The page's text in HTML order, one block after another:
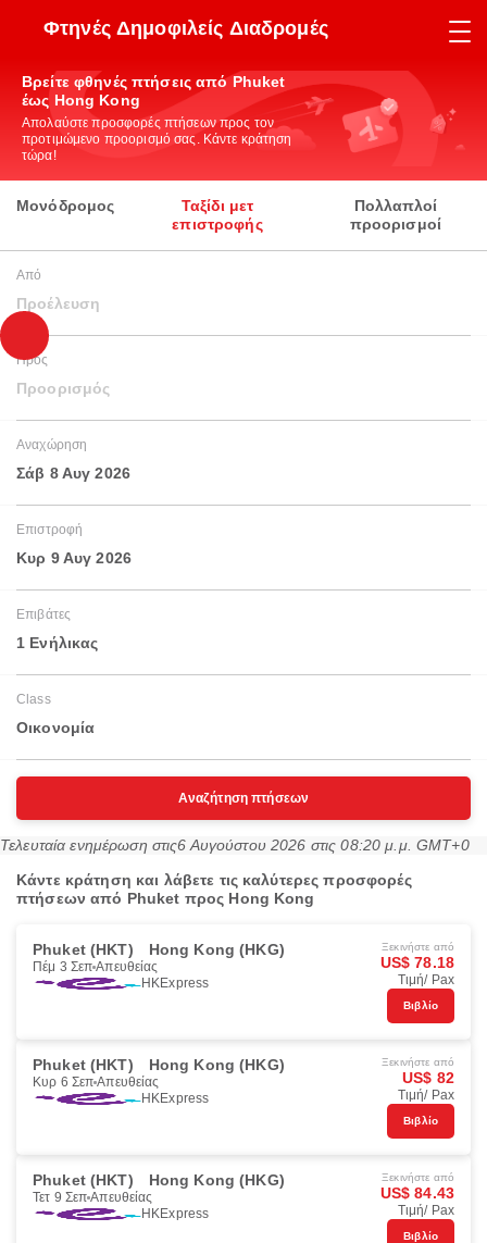
Φτηνές Δημοφιλείς Διαδρομές
Βρείτε φθηνές πτήσεις από Phuket
έως Hong Kong
Απολαύστε προσφορές πτήσεων προς τον
προτιμώμενο προορισμό σας. Κάντε κράτηση
τώρα!
Μονόδρομος
Ταξίδι μετ
επιστροφής
Πολλαπλοί
προορισμοί
Από
Προέλευση
Προς
Προορισμός
Αναχώρηση
Σάβ 8 Αυγ 2026
Επιστροφή
Κυρ 9 Αυγ 2026
Επιβάτες
1 Ενήλικας
Class
Οικονομία
Αναζήτηση πτήσεων
Τελευταία ενημέρωση στις6 Αυγούστου 2026 στις 08:20 μ.μ. GMT+0
Κάντε κράτηση και λάβετε τις καλύτερες προσφορές
πτήσεων από Phuket προς Hong Kong
Phuket (HKT) Hong Kong (HKG)
Πέμ 3 Σεπ Απευθείας
HKExpress
Ξεκινήστε από
US$ 78.18
Τιμή/ Pax
Βιβλίο
Phuket (HKT) Hong Kong (HKG)
Κυρ 6 Σεπ Απευθείας
HKExpress
Ξεκινήστε από
US$ 82
Τιμή/ Pax
Βιβλίο
Phuket (HKT) Hong Kong (HKG)
Τετ 9 Σεπ Απευθείας
HKExpress
Ξεκινήστε από
US$ 84.43
Τιμή/ Pax
Βιβλίο